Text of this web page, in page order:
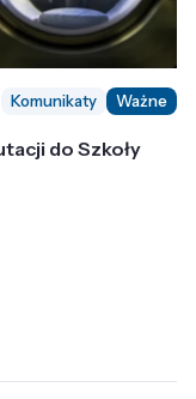
Komunikaty Ważne
do Szkoły